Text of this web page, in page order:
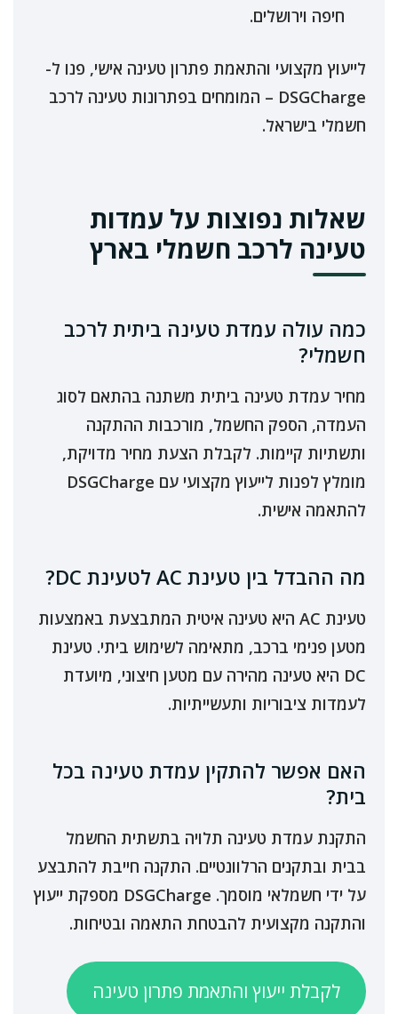
חיפה וירושלים.
לייעוץ מקצועי והתאמת פתרון טעינה אישי, פנו ל-
DSGCharge – המומחים בפתרונות טעינה לרכב
חשמלי בישראל.
שאלות נפוצות על עמדות
טעינה לרכב חשמלי בארץ
כמה עולה עמדת טעינה ביתית לרכב
חשמלי?
מחיר עמדת טעינה ביתית משתנה בהתאם לסוג
העמדה, הספק החשמל, מורכבות ההתקנה
ותשתיות קיימות. לקבלת הצעת מחיר מדויקת,
מומלץ לפנות לייעוץ מקצועי עם DSGCharge
להתאמה אישית.
מה ההבדל בין טעינת AC לטעינת DC?
טעינת AC היא טעינה איטית המתבצעת באמצעות
מטען פנימי ברכב, מתאימה לשימוש ביתי. טעינת
DC היא טעינה מהירה עם מטען חיצוני, מיועדת
לעמדות ציבוריות ותעשייתיות.
האם אפשר להתקין עמדת טעינה בכל
בית?
התקנת עמדת טעינה תלויה בתשתית החשמל
בבית ובתקנים הרלוונטיים. התקנה חייבת להתבצע
על ידי חשמלאי מוסמך. DSGCharge מספקת ייעוץ
והתקנה מקצועית להבטחת התאמה ובטיחות.
לקבלת ייעוץ והתאמת פתרון טעינה